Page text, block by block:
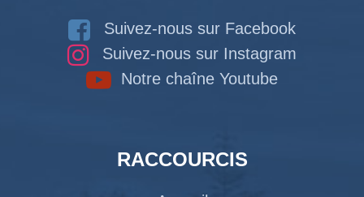
Suivez-nous sur Facebook
Suivez-nous sur Instagram
Notre chaîne Youtube
RACCOURCIS